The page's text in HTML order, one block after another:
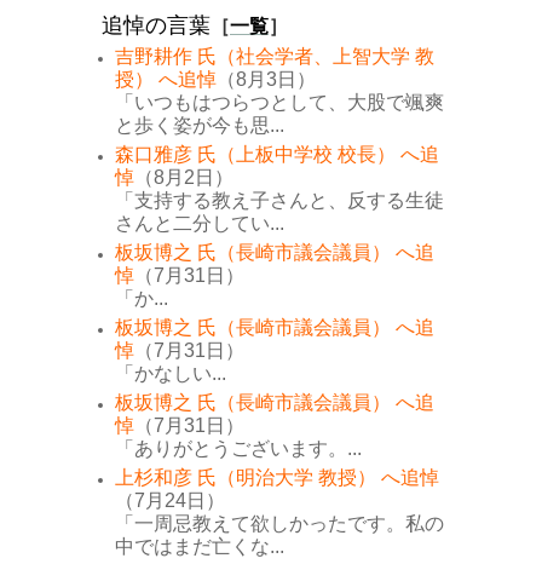
追悼の言葉 ［一覧］
吉野耕作 氏（社会学者、上智大学 教
授） へ追悼 （8月3日）
「いつもはつらつとして、大股で颯爽
と歩く姿が今も思...
森口雅彦 氏（上板中学校 校長） へ追
悼 （8月2日）
「支持する教え子さんと、反する生徒
さんと二分してい...
板坂博之 氏（長崎市議会議員） へ追
悼 （7月31日）
「か...
板坂博之 氏（長崎市議会議員） へ追
悼 （7月31日）
「かなしい...
板坂博之 氏（長崎市議会議員） へ追
悼 （7月31日）
「ありがとうございます。...
上杉和彦 氏（明治大学 教授） へ追悼
（7月24日）
「一周忌教えて欲しかったです。私の
中ではまだ亡くな...